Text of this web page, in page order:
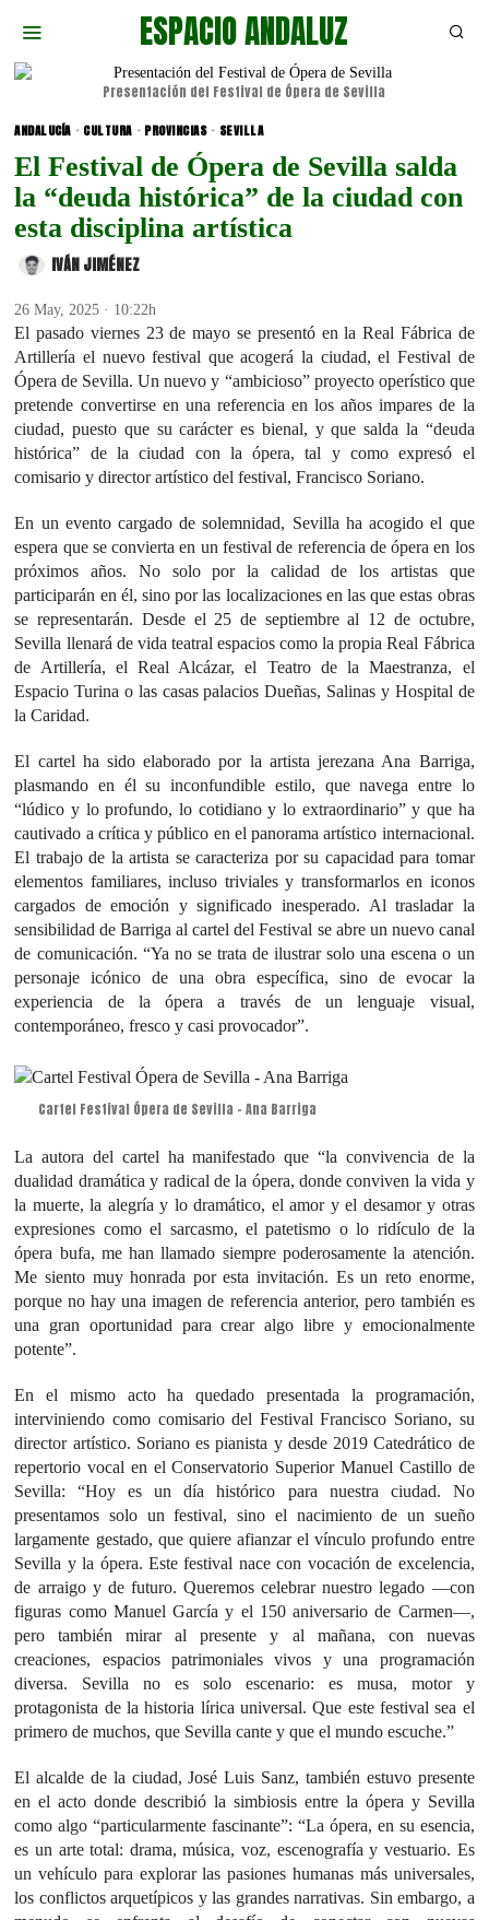
ESPACIO ANDALUZ
Presentación del Festival de Ópera de Sevilla
ANDALUCÍA · CULTURA · PROVINCIAS · SEVILLA
El Festival de Ópera de Sevilla salda
la “deuda histórica” de la ciudad con
esta disciplina artística
IVÁN JIMÉNEZ
26 May, 2025 · 10:22h
El pasado viernes 23 de mayo se presentó en la Real Fábrica de
Artillería el nuevo festival que acogerá la ciudad, el Festival de
Ópera de Sevilla. Un nuevo y “ambicioso” proyecto operístico que
pretende convertirse en una referencia en los años impares de la
ciudad, puesto que su carácter es bienal, y que salda la “deuda
histórica” de la ciudad con la ópera, tal y como expresó el
comisario y director artístico del festival, Francisco Soriano.
En un evento cargado de solemnidad, Sevilla ha acogido el que
espera que se convierta en un festival de referencia de ópera en los
próximos años. No solo por la calidad de los artistas que
participarán en él, sino por las localizaciones en las que estas obras
se representarán. Desde el 25 de septiembre al 12 de octubre,
Sevilla llenará de vida teatral espacios como la propia Real Fábrica
de Artillería, el Real Alcázar, el Teatro de la Maestranza, el
Espacio Turina o las casas palacios Dueñas, Salinas y Hospital de
la Caridad.
El cartel ha sido elaborado por la artista jerezana Ana Barriga,
plasmando en él su inconfundible estilo, que navega entre lo
“lúdico y lo profundo, lo cotidiano y lo extraordinario” y que ha
cautivado a crítica y público en el panorama artístico internacional.
El trabajo de la artista se caracteriza por su capacidad para tomar
elementos familiares, incluso triviales y transformarlos en iconos
cargados de emoción y significado inesperado. Al trasladar la
sensibilidad de Barriga al cartel del Festival se abre un nuevo canal
de comunicación. “Ya no se trata de ilustrar solo una escena o un
personaje icónico de una obra específica, sino de evocar la
experiencia de la ópera a través de un lenguaje visual,
contemporáneo, fresco y casi provocador”.
Cartel Festival Ópera de Sevilla – Ana Barriga
La autora del cartel ha manifestado que “la convivencia de la
dualidad dramática y radical de la ópera, donde conviven la vida y
la muerte, la alegría y lo dramático, el amor y el desamor y otras
expresiones como el sarcasmo, el patetismo o lo ridículo de la
ópera bufa, me han llamado siempre poderosamente la atención.
Me siento muy honrada por esta invitación. Es un reto enorme,
porque no hay una imagen de referencia anterior, pero también es
una gran oportunidad para crear algo libre y emocionalmente
potente”.
En el mismo acto ha quedado presentada la programación,
interviniendo como comisario del Festival Francisco Soriano, su
director artístico. Soriano es pianista y desde 2019 Catedrático de
repertorio vocal en el Conservatorio Superior Manuel Castillo de
Sevilla: “Hoy es un día histórico para nuestra ciudad. No
presentamos solo un festival, sino el nacimiento de un sueño
largamente gestado, que quiere afianzar el vínculo profundo entre
Sevilla y la ópera. Este festival nace con vocación de excelencia,
de arraigo y de futuro. Queremos celebrar nuestro legado —con
figuras como Manuel García y el 150 aniversario de Carmen—,
pero también mirar al presente y al mañana, con nuevas
creaciones, espacios patrimoniales vivos y una programación
diversa. Sevilla no es solo escenario: es musa, motor y
protagonista de la historia lírica universal. Que este festival sea el
primero de muchos, que Sevilla cante y que el mundo escuche.”
El alcalde de la ciudad, José Luis Sanz, también estuvo presente
en el acto donde describió la simbiosis entre la ópera y Sevilla
como algo “particularmente fascinante”: “La ópera, en su esencia,
es un arte total: drama, música, voz, escenografía y vestuario. Es
un vehículo para explorar las pasiones humanas más universales,
los conflictos arquetípicos y las grandes narrativas. Sin embargo, a